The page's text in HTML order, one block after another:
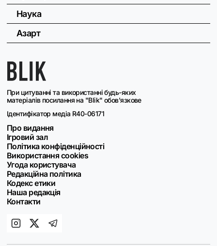
При цитуванні та використанні будь-яких
матеріалів посилання на "Blik" обов'язкове
Ідентифікатор медіа R40-06171
Про видання
Ігровий зал
Політика конфіденційності
Використання cookies
Угода користувача
Редакційна політика
Кодекс етики
Наша редакція
Контакти
Наука
Азарт